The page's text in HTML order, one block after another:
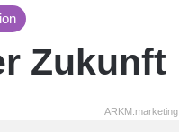
Zukunft
ARKM.marketing